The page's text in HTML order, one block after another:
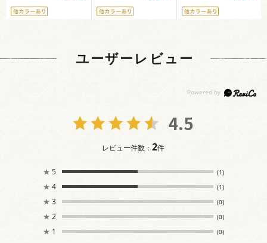
ユーザーレビュー
4.5
レビュー件数：2件
★ 5 (1)
★ 4 (1)
★ 3 (0)
★ 2 (0)
★ 1 (0)